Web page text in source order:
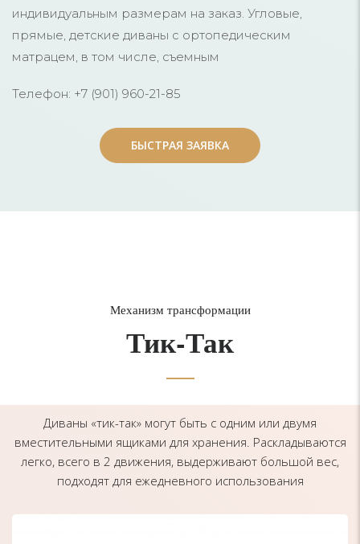
индивидуальным размерам на заказ. Угловые,
прямые, детские диваны с ортопедическим
матрацем, в том числе, съемным
Телефон: +7 (901) 960-21-85
БЫСТРАЯ ЗАЯВКА
БЫСТРАЯ ЗАЯВКА
Механизм трансформации
Тик-Так
Диваны «тик-так» могут быть с одним или двумя
вместительными ящиками для хранения. Раскладываются
легко, всего в 2 движения, выдерживают большой вес,
подходят для ежедневного использования